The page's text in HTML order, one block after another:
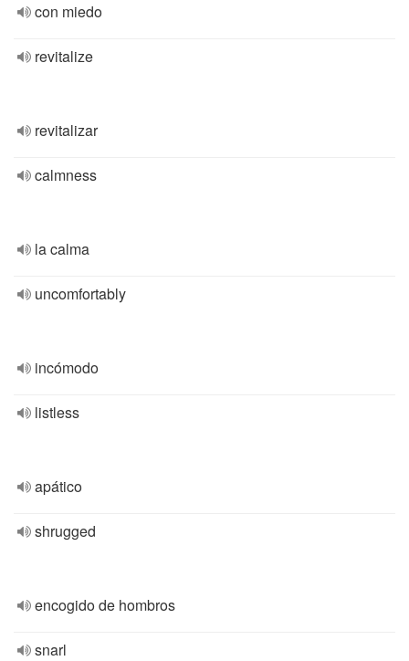
con miedo
revitalize
revitalizar
calmness
la calma
uncomfortably
incómodo
listless
apático
shrugged
encogido de hombros
snarl